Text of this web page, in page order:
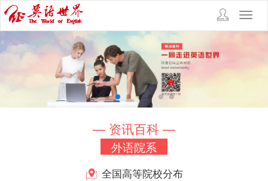
— 资讯百科 —
外语院系
全国高等院校分布